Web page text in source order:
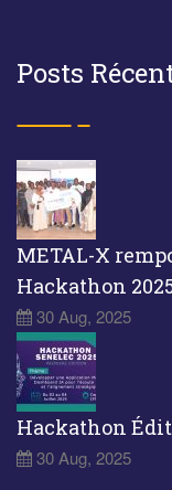
Posts
METAL-X
Hackathon
30 Aug, 2025
Hackathon
30 Aug, 2025